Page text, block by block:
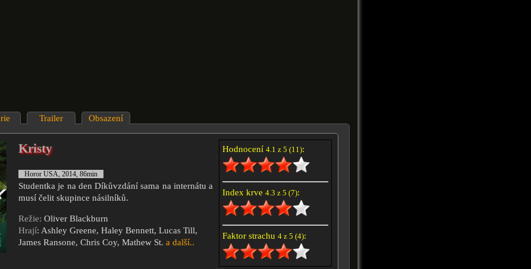
Trailer Obsazení
Hodnocení 4.1 z 5 (11):
Index krve 4.3 z 5 (7):
Faktor strachu 4 z 5 (4):
Kristy
Horor USA, 2014, 86min
Studentka je na den Díkůvzdání sama na internátu a
musí čelit skupince násilníků.
Režie: Oliver Blackburn
Hrají: Ashley Greene, Haley Bennett, Lucas Till,
James Ransone, Chris Coy, Mathew St. a další..